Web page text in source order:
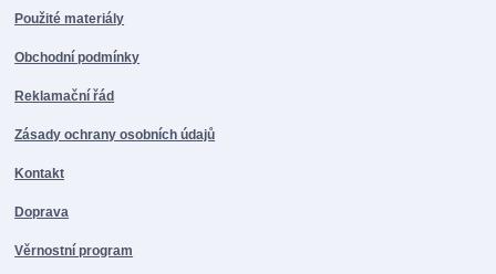
Použité materiály
Obchodní podmínky
Reklamační řád
Zásady ochrany osobních údajů
Kontakt
Doprava
Věrnostní program